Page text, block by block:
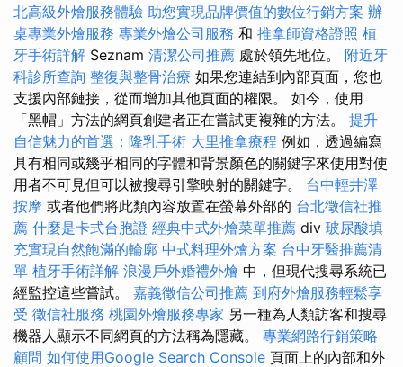
北高級外燴服務體驗 助您實現品牌價值的數位行銷方案 辦
桌專業外燴服務 專業外燴公司服務 和 推拿師資格證照 植
牙手術詳解 Seznam 清潔公司推薦 處於領先地位。 附近牙
科診所查詢 整復與整骨治療 如果您連結到內部頁面，您也
支援內部鏈接，從而增加其他頁面的權限。 如今，使用
「黑帽」方法的網頁創建者正在嘗試更複雜的方法。 提升
自信魅力的首選：隆乳手術 大里推拿療程 例如，透過編寫
具有相同或幾乎相同的字體和背景顏色的關鍵字來使用對使
用者不可見但可以被搜尋引擎映射的關鍵字。 台中輕井澤
按摩 或者他們將此類內容放置在螢幕外部的 台北徵信社推
薦 什麼是卡式台胞證 經典中式外燴菜單推薦 div 玻尿酸填
充實現自然飽滿的輪廓 中式料理外燴方案 台中牙醫推薦清
單 植牙手術詳解 浪漫戶外婚禮外燴 中，但現代搜尋系統已
經監控這些嘗試。 嘉義徵信公司推薦 到府外燴服務輕鬆享
受 徵信社服務 桃園外燴服務專家 另一種為人類訪客和搜尋
機器人顯示不同網頁的方法稱為隱藏。 專業網路行銷策略
顧問 如何使用Google Search Console 頁面上的內部和外